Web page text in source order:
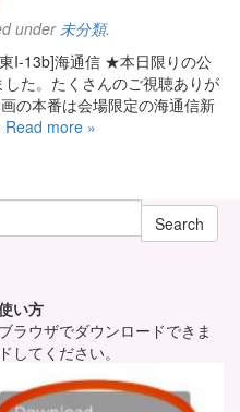
under未分類.
I-13b]海通信 ★本日限りの公
た。たくさんのご視聴ありが
の本番は会場限定の海通信新
Read more »
Search
い方
ラウザでダウンロードできま
してください。